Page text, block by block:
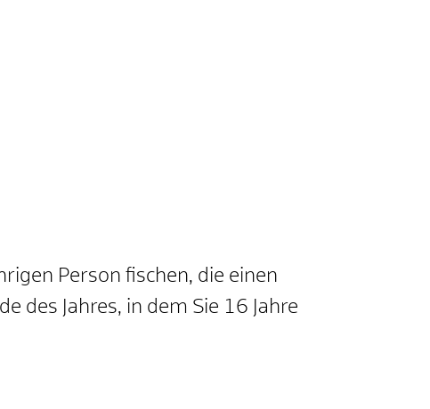
Person fischen, die einen
des Jahres, in dem Sie 16 Jahre